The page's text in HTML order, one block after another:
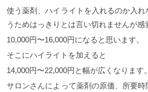
使う薬剤、ハイライトを入れるのか入
うためはっきりとは言い切れませんが感
10,000円〜16,000円になると思います。
そこにハイライトを加えると
14,000円〜22,000円と幅が広くなります。
サロンさんによって薬剤の原価、所要